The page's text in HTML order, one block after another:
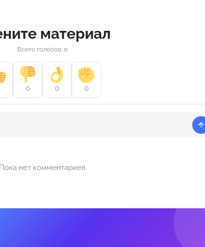
материал
Всего голосов: 0
0 0 0
Пока нет комментариев